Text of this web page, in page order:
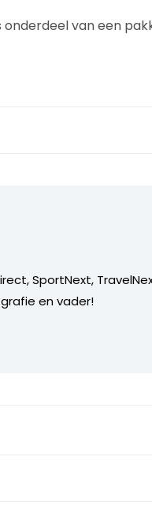
onderdeel van een
SportNext,
en vader!